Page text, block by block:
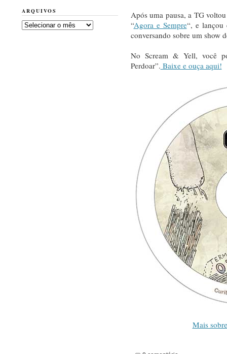
Após uma pausa, a TG
“Agora e Sempre“, e lançou
conversando sobre um show
No Scream & Yell, você
Perdoar”. Baixe e ouça aqui!
Mais
ARQUIVOS
Arquivos